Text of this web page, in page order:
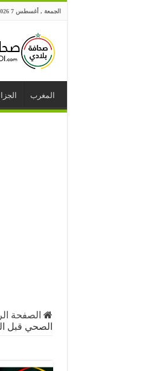
الجمعة , أغسطس 7 2026
المغرب
الصفحة
الصحي قبل